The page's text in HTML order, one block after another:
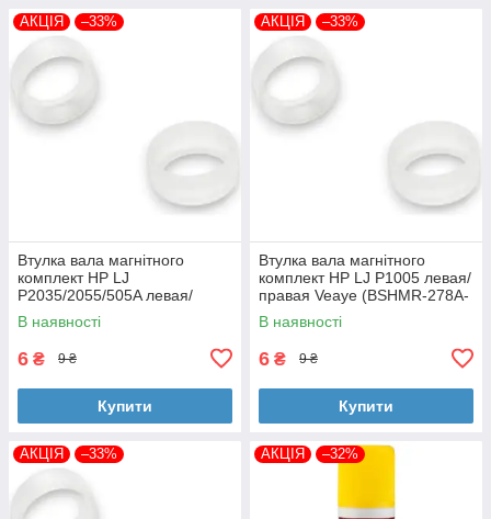
АКЦІЯ –33%
Втулка вала магнітного
комплект HP LJ
P2035/2055/505A левая/
правая Veaye (BSHMR-505A-
VE)
В наявності
6 ₴ 9 ₴
Купити
АКЦІЯ –33%
Втулка вала магнітного
комплект HP LJ P1005 левая/
правая Veaye (BSHMR-278A-
VE)
В наявності
6 ₴ 9 ₴
Купити
АКЦІЯ –33% АКЦІЯ –32%